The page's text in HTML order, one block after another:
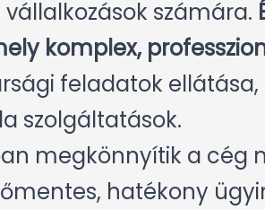
számára.
komplex,
feladatok
szolgáltatások.
megkönnyítik a cég
hatékony